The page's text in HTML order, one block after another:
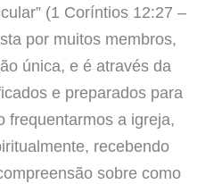
(1 Coríntios 12:27 –
por muitos membros,
única, e é através da
e preparados para
frequentarmos a igreja,
recebendo
sobre como